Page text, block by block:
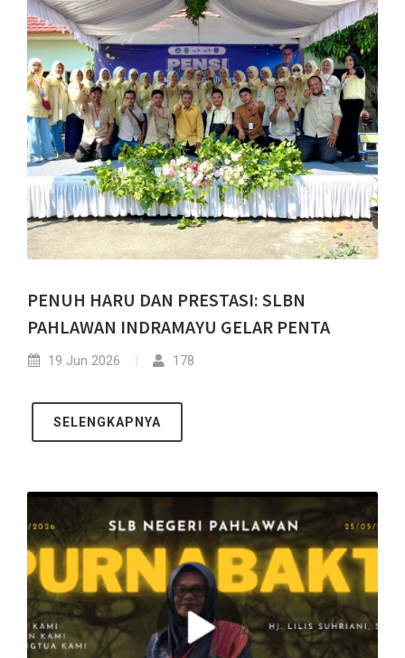
PENUH HARU DAN PRESTASI: SLBN
PAHLAWAN INDRAMAYU GELAR PENTA
19 Jun 2026 178
SELENGKAPNYA